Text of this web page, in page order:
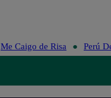
Me Caigo de Risa Perú